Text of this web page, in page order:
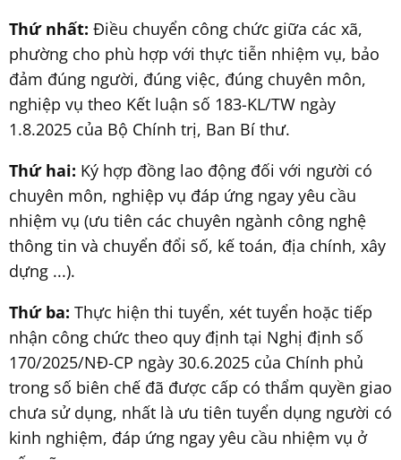
Thứ nhất: Điều chuyển công chức giữa các xã,
phường cho phù hợp với thực tiễn nhiệm vụ, bảo
đảm đúng người, đúng việc, đúng chuyên môn,
nghiệp vụ theo Kết luận số 183-KL/TW ngày
1.8.2025 của Bộ Chính trị, Ban Bí thư.
Thứ hai: Ký hợp đồng lao động đối với người có
chuyên môn, nghiệp vụ đáp ứng ngay yêu cầu
nhiệm vụ (ưu tiên các chuyên ngành công nghệ
thông tin và chuyển đổi số, kế toán, địa chính, xây
dựng ...).
Thứ ba: Thực hiện thi tuyển, xét tuyển hoặc tiếp
nhận công chức theo quy định tại Nghị định số
170/2025/NĐ-CP ngày 30.6.2025 của Chính phủ
trong số biên chế đã được cấp có thẩm quyền giao
chưa sử dụng, nhất là ưu tiên tuyển dụng người có
kinh nghiệm, đáp ứng ngay yêu cầu nhiệm vụ ở